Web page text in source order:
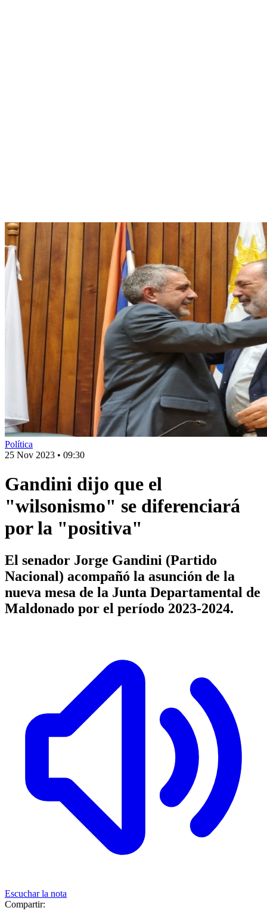
Política
25 Nov 2023 • 09:30
Gandini dijo que el
"wilsonismo" se diferenciará
por la "positiva"
El senador Jorge Gandini (Partido
Nacional) acompañó la asunción de la
nueva mesa de la Junta Departamental de
Maldonado por el período 2023-2024.
Escuchar la nota
Compartir: